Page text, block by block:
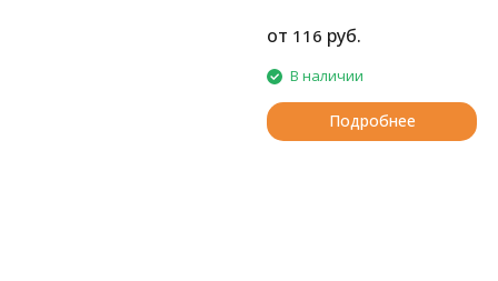
от 116 руб.
В наличии
Подробнее